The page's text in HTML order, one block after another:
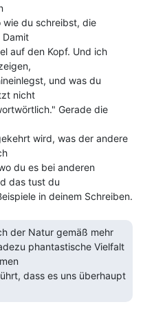
du schreibst, die
Damit
auf den Kopf. Und ich
und was du
nicht
Gerade die
wird, was der andere
du es bei anderen
das tust du
phantastische Vielfalt
dass es uns überhaupt